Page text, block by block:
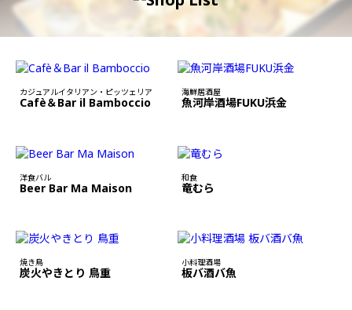
カジュアルイタリアン・ピッツェリア
Cafè＆Bar il Bamboccio
海鮮居酒屋
魚河岸酒場FUKU浜金
洋食バル
Beer Bar Ma Maison
和食
竜むら
焼き鳥
炭火やきとり 鳥重
小料理酒場
板バ酒バ魚